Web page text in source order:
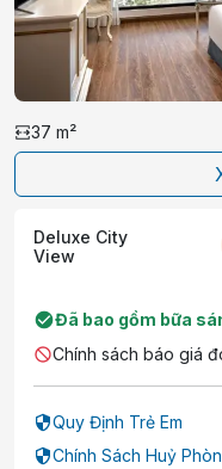
nghỉ 7 km.
37 m²
Deluxe City
View
Đã bao gồm bữa
Chính sách báo giá
Quy Định Trẻ Em
Chính Sách Huỷ